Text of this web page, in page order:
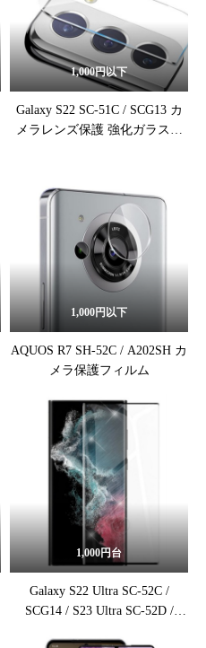
1,000円以下
Galaxy S22 SC-51C / SCG13 カ
メラレンズ保護 強化ガラスフ
1,000円以下
AQUOS R7 SH-52C / A202SH カ
メラ保護フィルム
1,000円台
Galaxy S22 Ultra SC-52C /
SCG14 / S23 Ultra SC-52D /